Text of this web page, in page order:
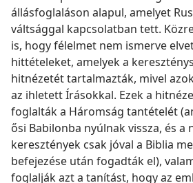
állásfoglaláson alapul, amelyet
váltsággal kapcsolatban tett.
is, hogy félelmet nem ismerve
hittételeket, amelyek a
hitnézetét tartalmazták, mivel
az ihletett Írásokkal. Ezek a
foglalták a Háromság tantételét
ősi Babilonba nyúlnak vissza, és a
keresztények csak jóval a Biblia
befejezése után fogadták el),
foglalják azt a tanítást, hogy az